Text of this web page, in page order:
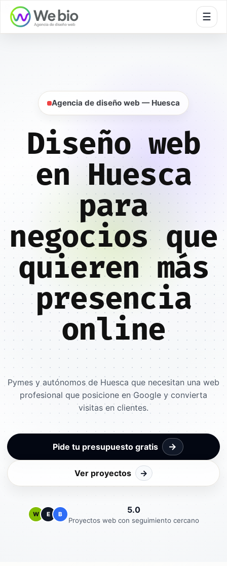
☰
Agencia de diseño web — Huesca
Diseño web
en Huesca
para
negocios que
quieren más
presencia
online
Pymes y autónomos de Huesca que necesitan una web
profesional que posicione en Google y convierta
visitas en clientes.
Pide tu presupuesto gratis →
Ver proyectos →
W E B 5.0
Proyectos web con seguimiento cercano